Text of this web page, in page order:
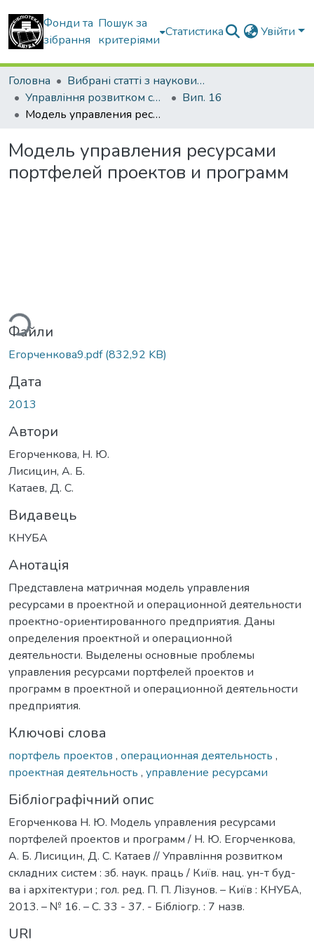
Фонди та
зібрання
Пошук за
критеріями
Статистика Увійти
Головна
Вибрані статті з наукових збірників КНУБА
Управління розвитком складних систем
Вип. 16
Модель управления ресурсами портфелей проектов и программ
Модель управления ресурсами
портфелей проектов и программ
Файли
Егорченкова9.pdf(832,92 KB)
Дата
2013
Автори
Егорченкова, Н. Ю.
Лисицин, А. Б.
Катаев, Д. С.
Видавець
КНУБА
Анотація
Представлена матричная модель управления
ресурсами в проектной и операционной деятельности
проектно-ориентированного предприятия. Даны
определения проектной и операционной
деятельности. Выделены основные проблемы
управления ресурсами портфелей проектов и
программ в проектной и операционной деятельности
предприятия.
Ключові слова
портфель проектов , операционная деятельность ,
проектная деятельность , управление ресурсами
Бібліографічний опис
Егорченкова Н. Ю. Модель управления ресурсами
портфелей проектов и программ / Н. Ю. Егорченкова,
А. Б. Лисицин, Д. С. Катаев // Управління розвитком
складних систем : зб. наук. праць / Київ. нац. ун-т буд-
ва і архітектури ; гол. ред. П. П. Лізунов. – Київ : КНУБА,
2013. – № 16. – С. 33 - 37. - Бібліогр. : 7 назв.
URI